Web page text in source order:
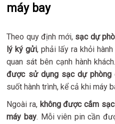
máy bay
Theo quy định mới, sạc dự
lý ký gửi, phải lấy ra khỏi
quan sát bên cạnh hành
được sử dụng sạc dự
suốt hành trình, kể cả khi máy
Ngoài ra, không được cắm
máy bay. Mỗi viên pin cần